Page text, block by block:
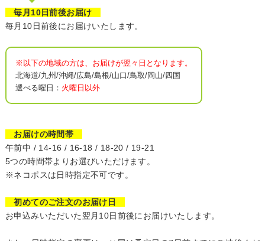
毎月10日前後お届け
毎月10日前後にお届けいたします。
※以下の地域の方は、お届けが翌々日となります。
北海道/九州/沖縄/広島/島根/山口/鳥取/岡山/四国
選べる曜日： 火曜日以外
お届けの時間帯
午前中 / 14-16 / 16-18 / 18-20 / 19-21
5つの時間帯よりお選びいただけます。
※ネコポスは日時指定不可です。
初めてのご注文のお届け日
お申込みいただいた翌月10日前後にお届けいたします。